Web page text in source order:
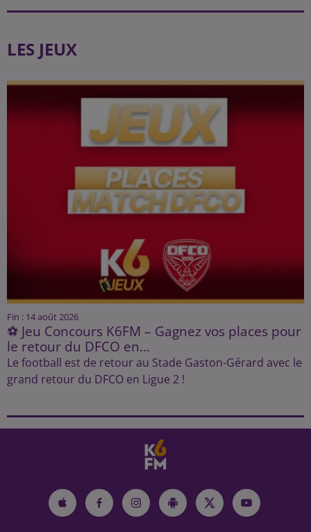
LES JEUX
Fin : 14 août 2026
⚽ Jeu Concours K6FM – Gagnez vos places pour
le retour du DFCO en...
Le football est de retour au Stade Gaston-Gérard avec le
grand retour du DFCO en Ligue 2 !